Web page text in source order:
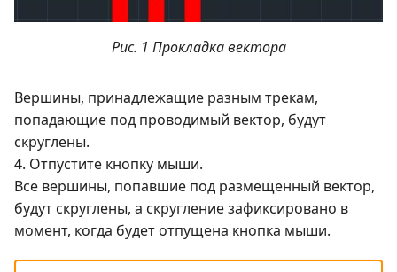
Рис. 1 Прокладка вектора
Вершины, принадлежащие разным трекам,
попадающие под проводимый вектор, будут
скруглены.
4. Отпустите кнопку мыши.
Все вершины, попавшие под размещенный вектор,
будут скруглены, а скругление зафиксировано в
момент, когда будет отпущена кнопка мыши.